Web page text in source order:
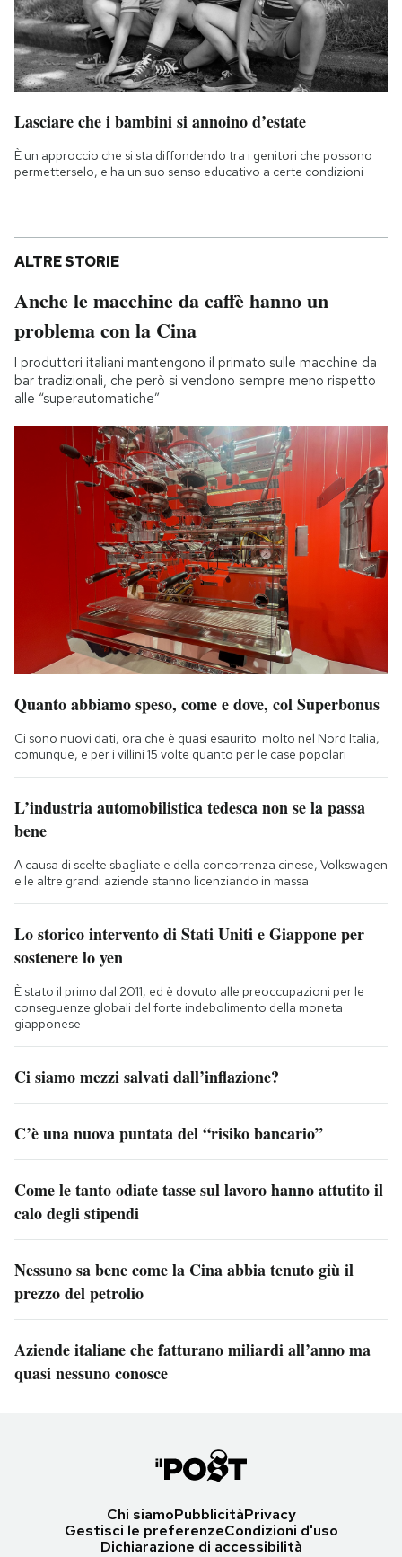
Lasciare che i bambini si annoino d’estate
È un approccio che si sta diffondendo tra i genitori che possono
permetterselo, e ha un suo senso educativo a certe condizioni
ALTRE STORIE
Anche le macchine da caffè hanno un
problema con la Cina
I produttori italiani mantengono il primato sulle macchine da
bar tradizionali, che però si vendono sempre meno rispetto
alle “superautomatiche”
Quanto abbiamo speso, come e dove, col Superbonus
Ci sono nuovi dati, ora che è quasi esaurito: molto nel Nord Italia,
comunque, e per i villini 15 volte quanto per le case popolari
L’industria automobilistica tedesca non se la passa
bene
A causa di scelte sbagliate e della concorrenza cinese, Volkswagen
e le altre grandi aziende stanno licenziando in massa
Lo storico intervento di Stati Uniti e Giappone per
sostenere lo yen
È stato il primo dal 2011, ed è dovuto alle preoccupazioni per le
conseguenze globali del forte indebolimento della moneta
giapponese
Ci siamo mezzi salvati dall’inflazione?
C’è una nuova puntata del “risiko bancario”
Come le tanto odiate tasse sul lavoro hanno attutito il
calo degli stipendi
Nessuno sa bene come la Cina abbia tenuto giù il
prezzo del petrolio
Aziende italiane che fatturano miliardi all’anno ma
quasi nessuno conosce
Chi siamoPubblicitàPrivacy
Gestisci le preferenzeCondizioni d'uso
Dichiarazione di accessibilità